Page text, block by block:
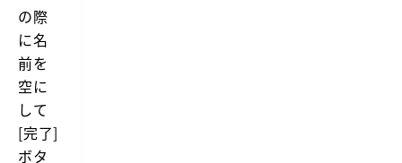
の際
に名
前を
空に
して
[完了]
ボタ